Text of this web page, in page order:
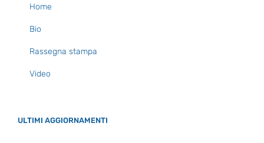
Home
Bio
Rassegna stampa
Video
ULTIMI AGGIORNAMENTI